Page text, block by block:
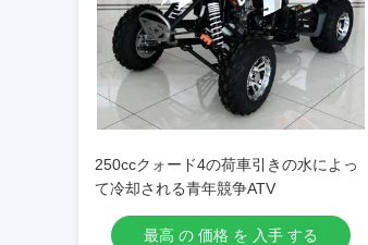
250ccクォード4の荷車引きの水によっ
て冷却される青年競争ATV
最高 の 価格 を 入手 する